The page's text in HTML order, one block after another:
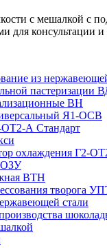
с мешалкой с
для консультации и
из
пастеризации
ВН
Я1-ОСВ
ОТ2-А Стандарт
охлаждения Г2-
ОЗУ
ВТН
творога
стали